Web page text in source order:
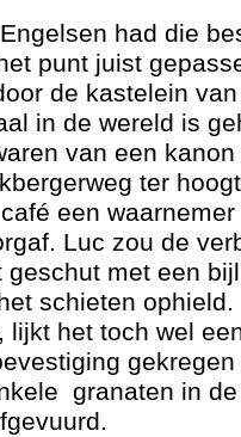
had die
punt juist
de kastelein
in de wereld is
van een
ter
een
Luc zou de
met een
schieten
lijkt het toch wel
granaten in